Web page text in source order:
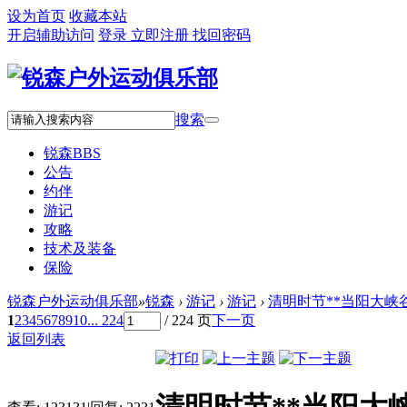
设为首页 收藏本站
开启辅助访问 登录 立即注册 找回密码
搜索
锐森BBS
公告
约伴
游记
攻略
技术及装备
保险
锐森户外运动俱乐部»锐森 › 游记 › 游记 › 清明时节**当阳大峡
12345678910... 224 / 224 页下一页
返回列表